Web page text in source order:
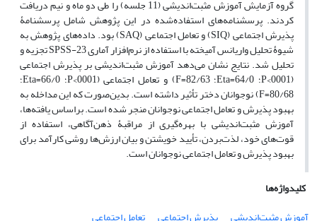
گروه آزمایش آموزش مثبت‌اندیشی (11 جلسه) را طی دو ماه و نیم دریافت
کردند. پرسشنامه‌های استفاده‌شده در این پژوهش شامل پرسشنامۀ
پذیرش اجتماعی (SIQ) و تعامل اجتماعی (SAQ) بود. داده‌های پژوهش به
شیوۀ تحلیل واریانس آمیخته با استفاده از نرم‌افزار آماری SPSS-23 تجزیه و
تحلیل شد. نتایج نشان می‌دهد آموزش مثبت‌اندیشی بر پذیرش اجتماعی
(0001>P؛ 64/0=Eta؛ 82/63=F) و تعامل اجتماعی (0001>P؛ 66/0=Eta؛
80/68=F) نوجوانان دختر تأثیر داشته است. بدین‌صورت که این مداخله به
بهبود پذیرش و تعامل اجتماعی نوجوانان منجر شده است. براساس یافته‌ها،
آموزش مثبت‌اندیشی با بهره‌گیری از مراقبۀ ذهن‌آگاهی، استفاده از
قوت‌های خود، لذت‌بردن، تأیید خویشتن و بیان ارزش‌ها روشی کارآمد برای
بهبود پذیرش و تعامل اجتماعی نوجوانان است.
کلیدواژه‌ها
آموزش مثبت‌اندیشی
پذیرش اجتماعی
تعامل اجتماعی